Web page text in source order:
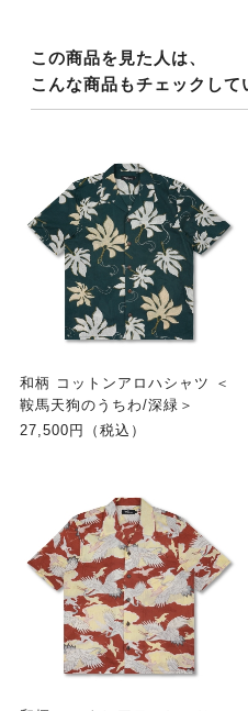
この商品を見た人は、
こんな商品もチェックして
和柄 コットンアロハシャツ ＜
鞍馬天狗のうちわ/深緑＞
27,500円（税込）